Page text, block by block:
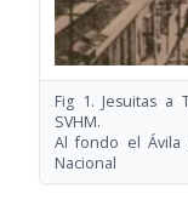
Fig 1. Jesuitas a
SVHM.
Al fondo el Ávila
Nacional